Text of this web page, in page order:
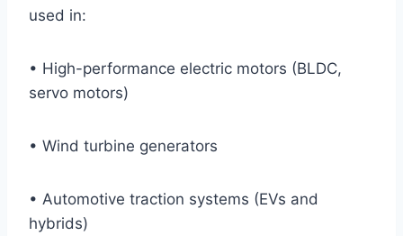
used in:
• High-performance electric motors (BLDC,
servo motors)
• Wind turbine generators
• Automotive traction systems (EVs and
hybrids)